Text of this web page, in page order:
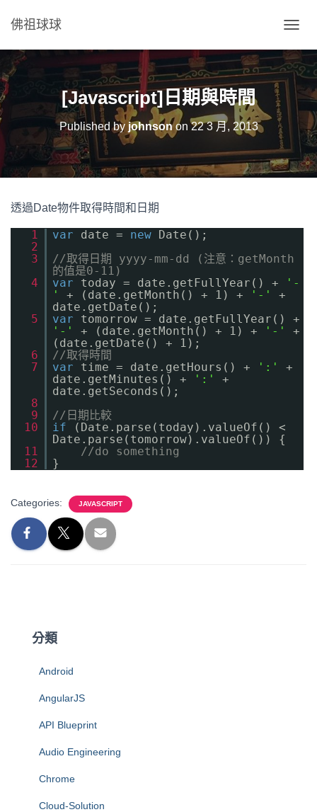
佛祖球球
O
G
G
E
I
G
[Javascript]日期與時間
Published by johnsonon22 3 月, 2013
透過Date物件取得時間和日期
1 var date = new Date();
2
3
//取得日期 yyyy-mm-dd (注意：getMonth
的值是0-11)
4
var today = date.getFullYear() +
'-
'
+ (date.getMonth() + 1) + '-'
+
date.getDate();
5
var
tomorrow = date.getFullYear() +
'-'
+ (date.getMonth() + 1) + '-'
+
(date.getDate() + 1);
6
//取得時間
7
var time = date.getHours() + ':'
+
date.getMinutes() +
':'
+
date.getSeconds();
8
9
//日期比較
10
if
(Date.parse(today).valueOf() <
Date.parse(tomorrow).valueOf()) {
11
//do something
12
}
Categories: JAVASCRIPT
分類
Android
AngularJS
API Blueprint
Audio Engineering
Chrome
Cloud-Solution